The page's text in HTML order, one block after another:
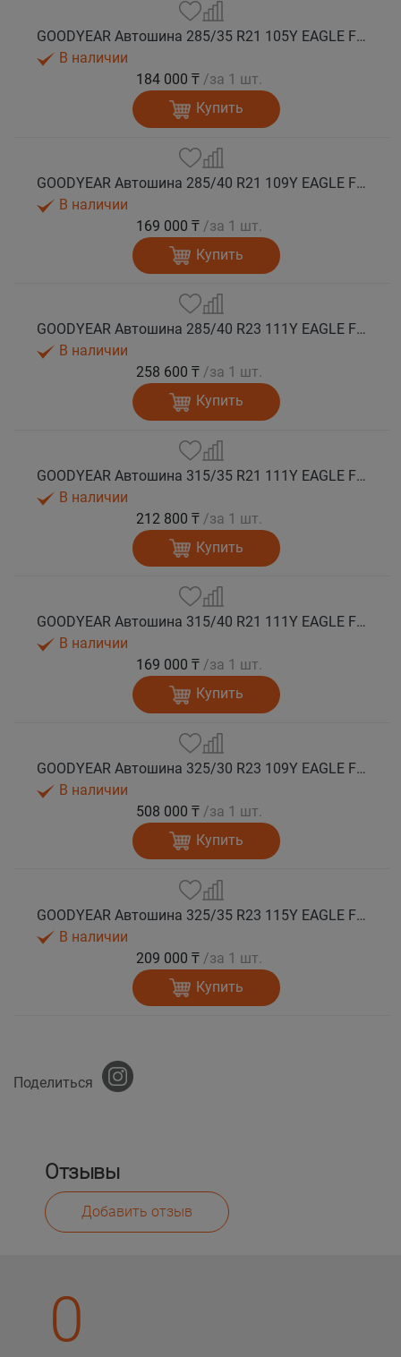
GOODYEAR Автошина 285/35 R21 105Y EAGLE F1 ASYMMETRIC 6 * XL лето
В наличии
184 000 ₸ /за 1 шт.
Купить
GOODYEAR Автошина 285/40 R21 109Y EAGLE F1 ASYMMETRIC 6 XL FP EV-Ready лето
В наличии
169 000 ₸ /за 1 шт.
Купить
GOODYEAR Автошина 285/40 R23 111Y EAGLE F1 ASYMMETRIC 6 XL FP EV-Ready лето
В наличии
258 600 ₸ /за 1 шт.
Купить
GOODYEAR Автошина 315/35 R21 111Y EAGLE F1 ASYMMETRIC 6 XL FP EV-Ready лето
В наличии
212 800 ₸ /за 1 шт.
Купить
GOODYEAR Автошина 315/40 R21 111Y EAGLE F1 ASYMMETRIC 6 XL FP EV-Ready лето
В наличии
169 000 ₸ /за 1 шт.
Купить
GOODYEAR Автошина 325/30 R23 109Y EAGLE F1 ASYMMETRIC 6 XL FP EV-Ready лето
В наличии
508 000 ₸ /за 1 шт.
Купить
GOODYEAR Автошина 325/35 R23 115Y EAGLE F1 ASYMMETRIC 6 XL FP EV-Ready лето
В наличии
209 000 ₸ /за 1 шт.
Купить
Поделиться
Отзывы
Добавить отзыв
0